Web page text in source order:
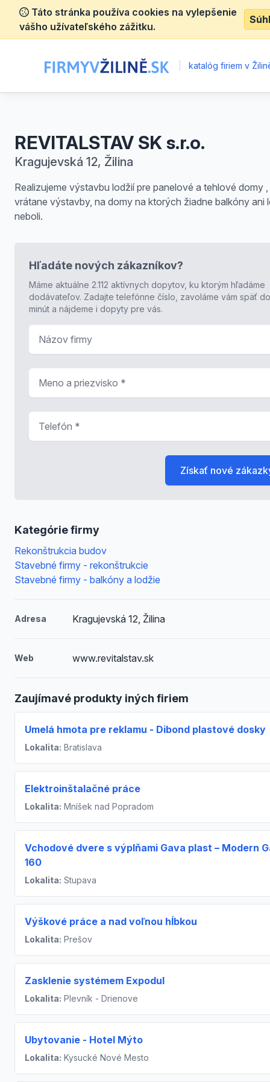
Táto stránka používa cookies na vylepšenie
vášho užívateľského zážitku.
katalóg firiem v
REVITALSTAV SK s.r.o.
Kragujevská 12, Žilina
Realizujeme výstavbu lodžií pre panelové a tehlové domy ,
vrátane výstavby, na domy na ktorých žiadne balkóny ani
neboli.
Kategórie firmy
Rekonštrukcia budov
Stavebné firmy - rekonštrukcie
Stavebné firmy - balkóny a lodžie
Adresa Kragujevská 12, Žilina
Web www.revitalstav.sk
Zaujímavé produkty iných firiem
Umelá hmota pre reklamu - Dibond plastové dosky
Lokalita: Bratislava
Elektroinštalačné práce
Lokalita: Mníšek nad Popradom
Vchodové dvere s výplňami Gava plast – Modern
160
Lokalita: Stupava
Výškové práce a nad voľnou hĺbkou
Lokalita: Prešov
Zasklenie systémem Expodul
Lokalita: Plevník - Drienove
Ubytovanie - Hotel Mýto
Lokalita: Kysucké Nové Mesto
Hľadáte nových zákazníkov?
Máme aktuálne 2.112 aktívnych dopytov, ku ktorým hľadáme
dodávateľov. Zadajte telefónne číslo, zavoláme vám späť
minút a nájdeme i dopyty pre vás.
Získať nové